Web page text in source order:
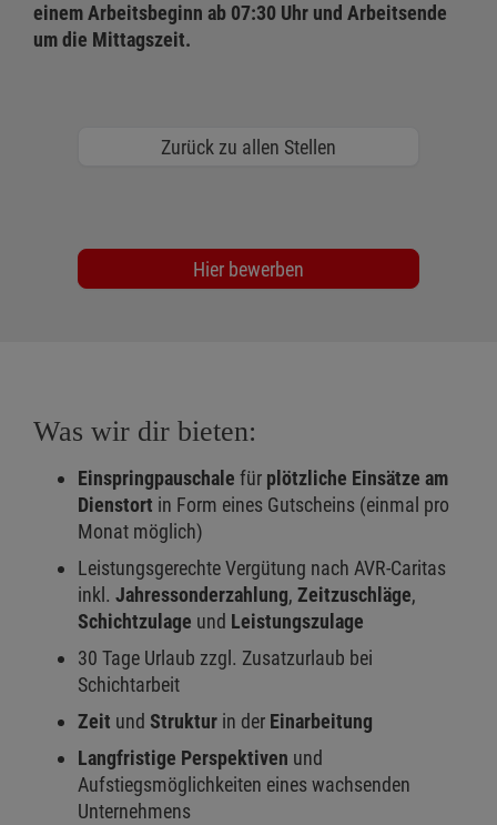
einem Arbeitsbeginn ab 07:30 Uhr und Arbeitsende
um die Mittagszeit.
Zurück zu allen Stellen
Hier bewerben
Was wir dir bieten:
Einspringpauschale für plötzliche Einsätze am
Dienstort in Form eines Gutscheins (einmal pro
Monat möglich)
Leistungsgerechte Vergütung nach AVR-Caritas
inkl. Jahressonderzahlung, Zeitzuschläge,
Schichtzulage und Leistungszulage
30 Tage Urlaub zzgl. Zusatzurlaub bei
Schichtarbeit
Zeit und Struktur in der Einarbeitung
Langfristige Perspektiven und
Aufstiegsmöglichkeiten eines wachsenden
Unternehmens